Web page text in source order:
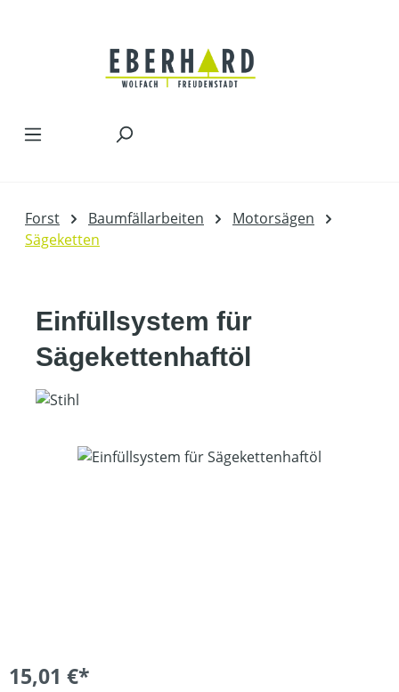
Forst Baumfällarbeiten
Motorsägen
Sägeketten
Einfüllsystem für
Sägekettenhaftöl
Bildergalerie überspringen
15,01 €*